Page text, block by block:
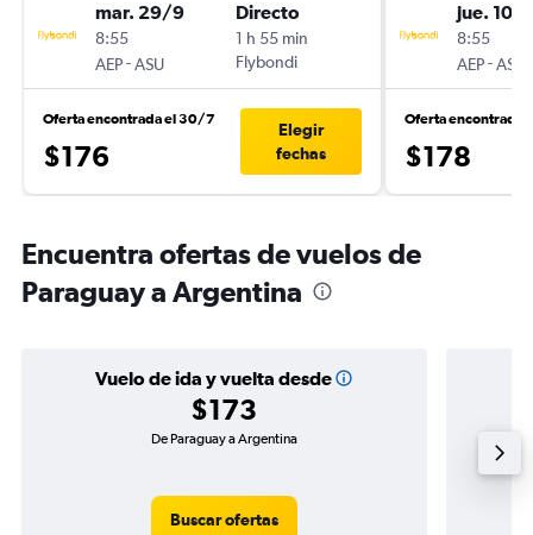
mar. 29/9
8:55
AEP-ASU
Directo
1 h 55 min
Flybondi
Oferta encontrada el 30/7
$176
Elegir
fechas
jue. 10/
8:55
AEP-ASU
Oferta encontrada
$178
Encuentra ofertas de vuelos de
Paraguay a Argentina
Vuelo de ida y vuelta desde
$173
De Paraguay a Argentina
Buscar ofertas